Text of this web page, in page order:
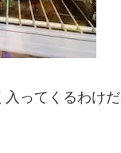
ってくるわけ